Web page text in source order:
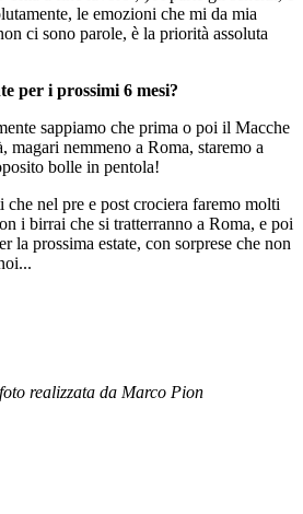
le emozioni che mi da mia
ci sono parole, è la priorità assoluta
per i prossimi 6 mesi?
sappiamo che prima o poi il Macche
magari nemmeno a Roma, staremo a
bolle in pentola!
nel pre e post crociera faremo molti
i birrai che si tratterranno a Roma, e poi
la prossima estate, con sorprese che non
realizzata da Marco Pion